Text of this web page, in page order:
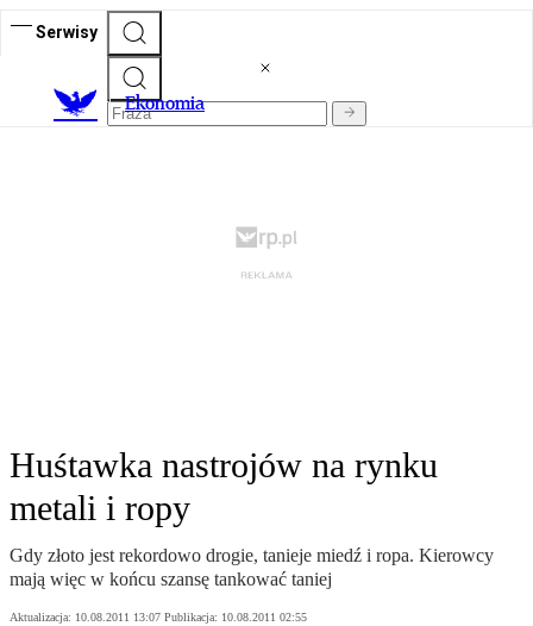
Serwisy
Ekonomia
Huśtawka nastrojów na rynku
metali i ropy
Gdy złoto jest rekordowo drogie, tanieje miedź i ropa. Kierowcy
mają więc w końcu szansę tankować taniej
Aktualizacja: 10.08.2011 13:07 Publikacja: 10.08.2011 02:55